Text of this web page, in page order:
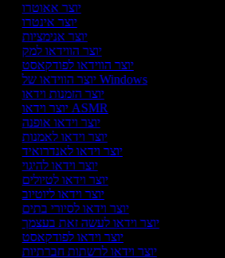
יוצר אאוטרו
יוצר אינטרו
יוצר אנימציות
יוצר הווידאו למק
יוצר הווידאו לפודקאסט
יוצר הווידאו של Windows
יוצר הזמנות וידאו
יוצר וידאו ASMR
יוצר וידאו אופנה
יוצר וידאו לאמנות
יוצר וידאו לאנדרואיד
יוצר וידאו להיגוי
יוצר וידאו לטיולים
יוצר וידאו ליוטיוב
יוצר וידאו לסיורי בתים
יוצר וידאו לעשה זאת בעצמך
יוצר וידאו לפודקאסט
יוצר וידאו לרשתות חברתיות